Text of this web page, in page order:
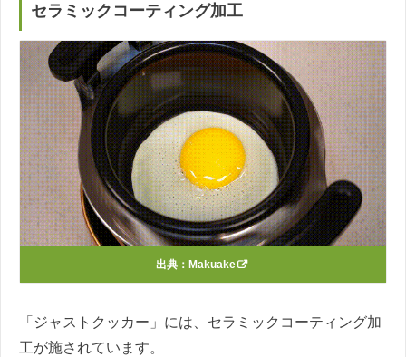
セラミックコーティング加工
出典： Makuake
「ジャストクッカー」には、セラミックコーティング加
工が施されています。